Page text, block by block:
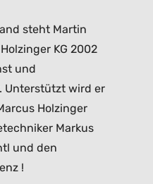
steht Martin
KG 2002
und
Unterstützt wird er
Holzinger
Markus
und den
!